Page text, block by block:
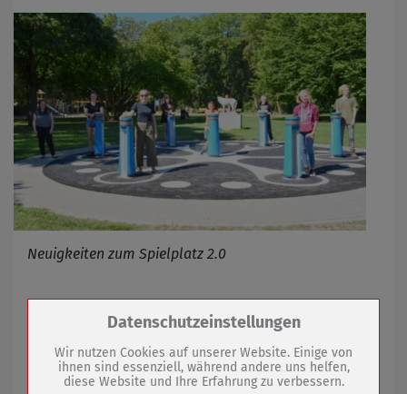
Neuigkeiten zum Spielplatz 2.0
Mit Abstimmung auf der Zielgeraden
Zum Betrieb der Seite notwendige Cookies /
Name
PHP Session Cookie
Datenschutzeinstellungen
Wir nutzen Cookies auf unserer Website. Einige von
ihnen sind essenziell, während andere uns helfen,
diese Website und Ihre Erfahrung zu verbessern.